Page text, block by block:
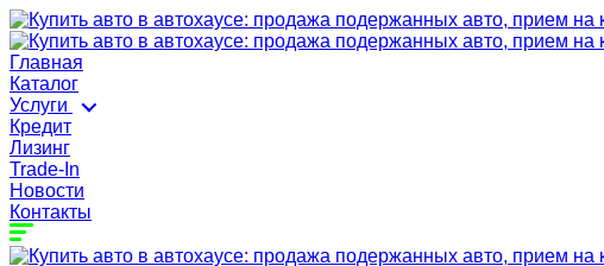
Главная
Каталог
Услуги
Кредит
Лизинг
Trade-In
Новости
Контакты